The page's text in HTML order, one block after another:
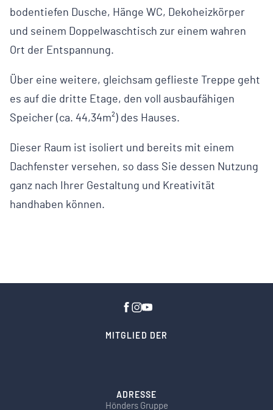
bodentiefen Dusche, Hänge WC, Dekoheizkörper
und seinem Doppelwaschtisch zur einem wahren
Ort der Entspannung.
Über eine weitere, gleichsam geflieste Treppe geht
es auf die dritte Etage, den voll ausbaufähigen
Speicher (ca. 44,34m²) des Hauses.
Dieser Raum ist isoliert und bereits mit einem
Dachfenster versehen, so dass Sie dessen Nutzung
ganz nach Ihrer Gestaltung und Kreativität
handhaben können.
MITGLIED DER
ADRESSE
Hönders Gruppe